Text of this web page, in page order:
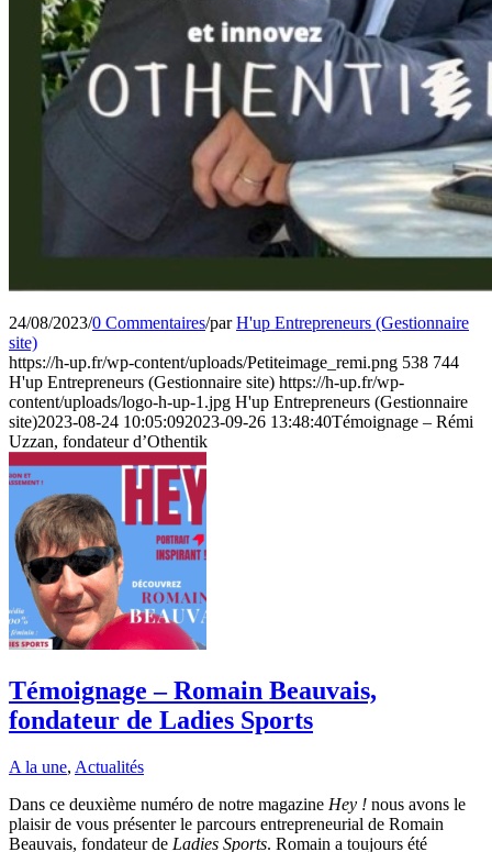
24/08/2023/0 Commentaires/parH'up Entrepreneurs (Gestionnaire
site)
https://h-up.fr/wp-content/uploads/Petiteimage_remi.png 538 744
H'up Entrepreneurs (Gestionnaire site) https://h-up.fr/wp-
content/uploads/logo-h-up-1.jpg H'up Entrepreneurs (Gestionnaire
site)2023-08-24 10:05:092023-09-26 13:48:40Témoignage – Rémi
Uzzan, fondateur d’Othentik
Témoignage – Romain Beauvais,
fondateur de Ladies Sports
A la une, Actualités
Dans ce deuxième numéro de notre magazine Hey ! nous avons le
plaisir de vous présenter le parcours entrepreneurial de Romain
Beauvais, fondateur de Ladies Sports. Romain a toujours été